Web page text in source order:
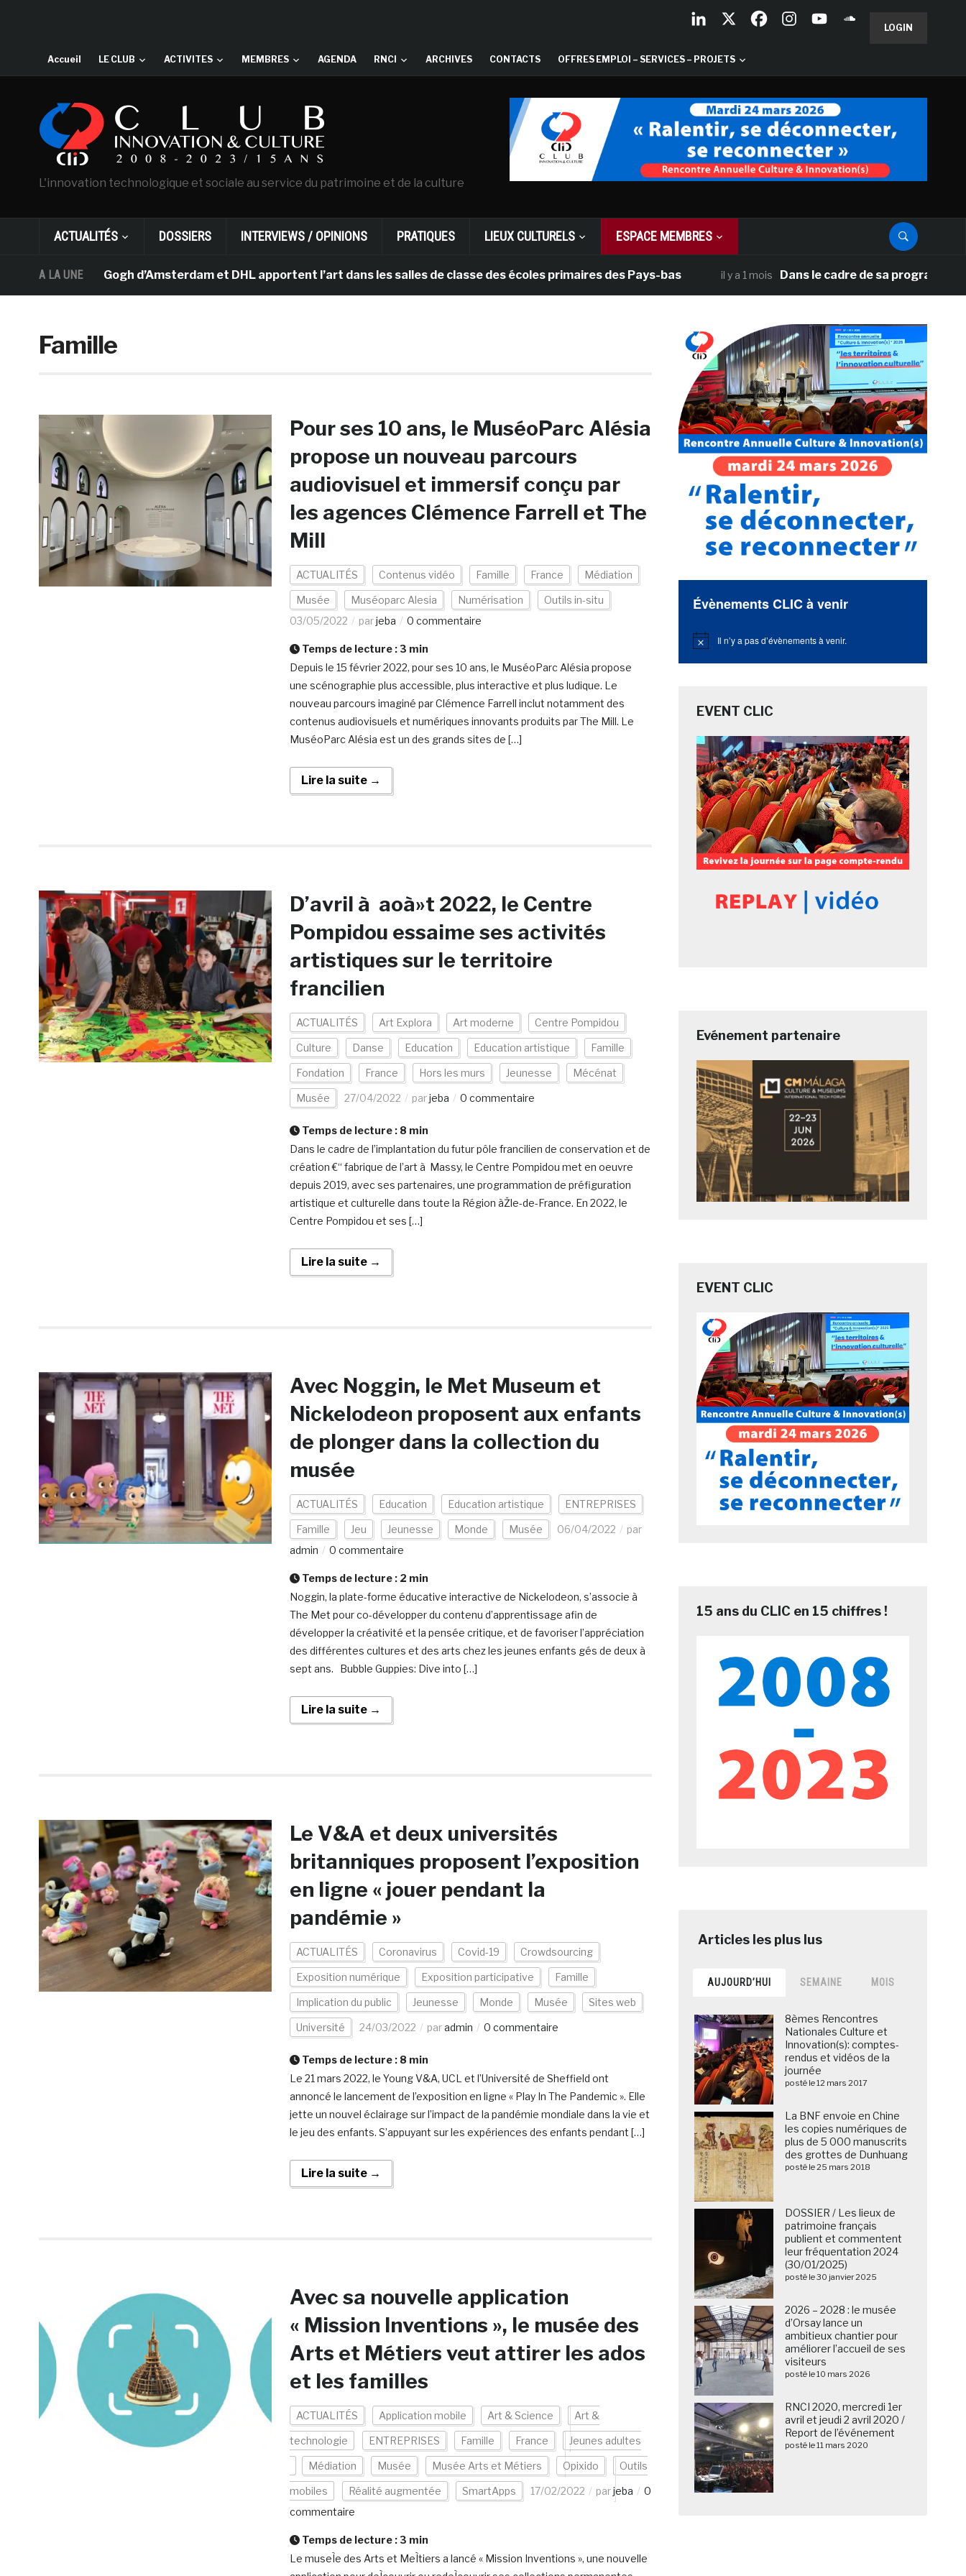
LOGIN
Accueil LE CLUB ACTIVITES MEMBRES AGENDA RNCI ARCHIVES CONTACTS OFFRES EMPLOI – SERVICES – PROJETS
L'innovation technologique et sociale au service du patrimoine et de la culture
ACTUALITÉS DOSSIERS INTERVIEWS / OPINIONS PRATIQUES LIEUX CULTURELS ESPACE MEMBRES
A LA UNE
Van Gogh d’Amsterdam et DHL apportent l’art dans les salles de classe des écoles primaires des Pays-bas il y a 1 mois Dans le cadre de sa programmation
Famille
Pour ses 10 ans, le MuséoParc Alésia
propose un nouveau parcours
audiovisuel et immersif conçu par
les agences Clémence Farrell et The
Mill
ACTUALITÉS Contenus vidéo Famille France Médiation
Musée Muséoparc Alesia Numérisation
Outils in-situ
03/05/2022
parjeba 0 commentaire
Temps de lecture : 3 min
Depuis le 15 février 2022, pour ses 10 ans, le MuséoParc Alésia propose
une scénographie plus accessible, plus interactive et plus ludique. Le
nouveau parcours imaginé par Clémence Farrell inclut notamment des
contenus audiovisuels et numériques innovants produits par The Mill. Le
MuséoParc Alésia est un des grands sites de […]
Lire la suite →
D’avril à aoà»t 2022, le Centre
Pompidou essaime ses activités
artistiques sur le territoire
francilien
ACTUALITÉS Art Explora Art moderne Centre Pompidou
Culture Danse Education Education artistique Famille
Fondation France Hors les murs Jeunesse Mécénat
Musée 27/04/2022 parjeba 0 commentaire
Temps de lecture : 8 min
Dans le cadre de l’implantation du futur pôle francilien de conservation et de
création €“ fabrique de l’art à Massy, le Centre Pompidou met en oeuvre
depuis 2019, avec ses partenaires, une programmation de préfiguration
artistique et culturelle dans toute la Région àŽle-de-France. En 2022, le
Centre Pompidou et ses […]
Lire la suite →
Avec Noggin, le Met Museum et
Nickelodeon proposent aux enfants
de plonger dans la collection du
musée
ACTUALITÉS Education Education artistique ENTREPRISES
Famille Jeu Jeunesse Monde Musée 06/04/2022
par
admin
0 commentaire
Temps de lecture : 2 min
Noggin, la plate-forme éducative interactive de Nickelodeon, s’associe à
The Met pour co-développer du contenu d’apprentissage afin de
développer la créativité et la pensée critique, et de favoriser l’appréciation
des différentes cultures et des arts chez les jeunes enfants gés de deux à
sept ans. Bubble Guppies: Dive into […]
Lire la suite →
Le V&A et deux universités
britanniques proposent l’exposition
en ligne « jouer pendant la
pandémie »
ACTUALITÉS Coronavirus Covid-19 Crowdsourcing
Exposition numérique Exposition participative Famille
Implication du public Jeunesse Monde Musée Sites web
Université 24/03/2022 paradmin 0 commentaire
Temps de lecture : 8 min
Le 21 mars 2022, le Young V&A, UCL et l’Université de Sheffield ont
annoncé le lancement de l’exposition en ligne « Play In The Pandemic ». Elle
jette un nouvel éclairage sur l’impact de la pandémie mondiale dans la vie et
le jeu des enfants. S’appuyant sur les expériences des enfants pendant […]
Lire la suite →
Avec sa nouvelle application
« Mission Inventions », le musée des
Arts et Métiers veut attirer les ados
et les familles
ACTUALITÉS Application mobile Art & Science Art &
technologie ENTREPRISES Famille France Jeunes adultes
Médiation Musée Musée Arts et Métiers Opixido Outils
mobiles Réalité augmentée SmartApps 17/02/2022 parjeba
0
commentaire
Temps de lecture : 3 min
Le museÌe des Arts et MeÌtiers a lancé « Mission Inventions », une nouvelle
Évènements CLIC à venir
Notice Il n’y a pas d’évènements à venir.
EVENT CLIC
Evénement partenaire
EVENT CLIC
15 ans du CLIC en 15 chiffres !
AUJOURD’HUI SEMAINE MOIS
8èmes Rencontres
Nationales Culture et
Innovation(s): comptes-
rendus et vidéos de la
journée
posté le 12 mars 2017
La BNF envoie en Chine
les copies numériques de
plus de 5 000 manuscrits
des grottes de Dunhuang
posté le 25 mars 2018
DOSSIER / Les lieux de
patrimoine français
publient et commentent
leur fréquentation 2024
(30/01/2025)
posté le 30 janvier 2025
2026 – 2028 : le musée
d’Orsay lance un
ambitieux chantier pour
améliorer l’accueil de ses
visiteurs
posté le 10 mars 2026
RNCI 2020, mercredi 1er
avril et jeudi 2 avril 2020 /
Report de l’événement
posté le 11 mars 2020